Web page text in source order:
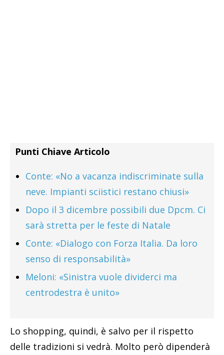
Punti Chiave Articolo
Conte: «No a vacanza indiscriminate sulla
neve. Impianti sciistici restano chiusi»
Dopo il 3 dicembre possibili due Dpcm. Ci
sarà stretta per le feste di Natale
Conte: «Dialogo con Forza Italia. Da loro
senso di responsabilità»
Meloni: «Sinistra vuole dividerci ma
centrodestra è unito»
Lo shopping, quindi, è salvo per il rispetto
delle tradizioni si vedrà. Molto però dipenderà